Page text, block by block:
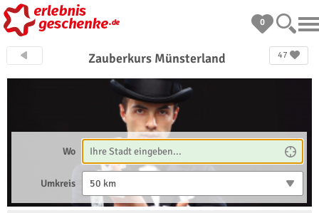
0
47
Zauberkurs Münsterland
Wo
Umkreis 50 km